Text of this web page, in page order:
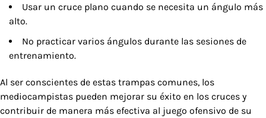
Usar un cruce plano cuando se necesita un ángulo más
alto.
No practicar varios ángulos durante las sesiones de
entrenamiento.
Al ser conscientes de estas trampas comunes, los
mediocampistas pueden mejorar su éxito en los cruces y
contribuir de manera más efectiva al juego ofensivo de su